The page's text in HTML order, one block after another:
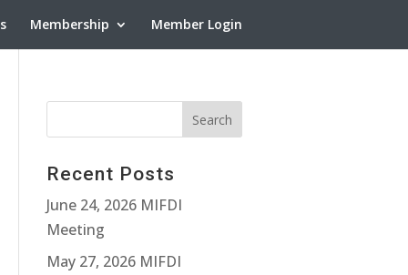
Membership Member Login
Recent Posts
June 24, 2026 MIFDI
Meeting
May 27, 2026 MIFDI